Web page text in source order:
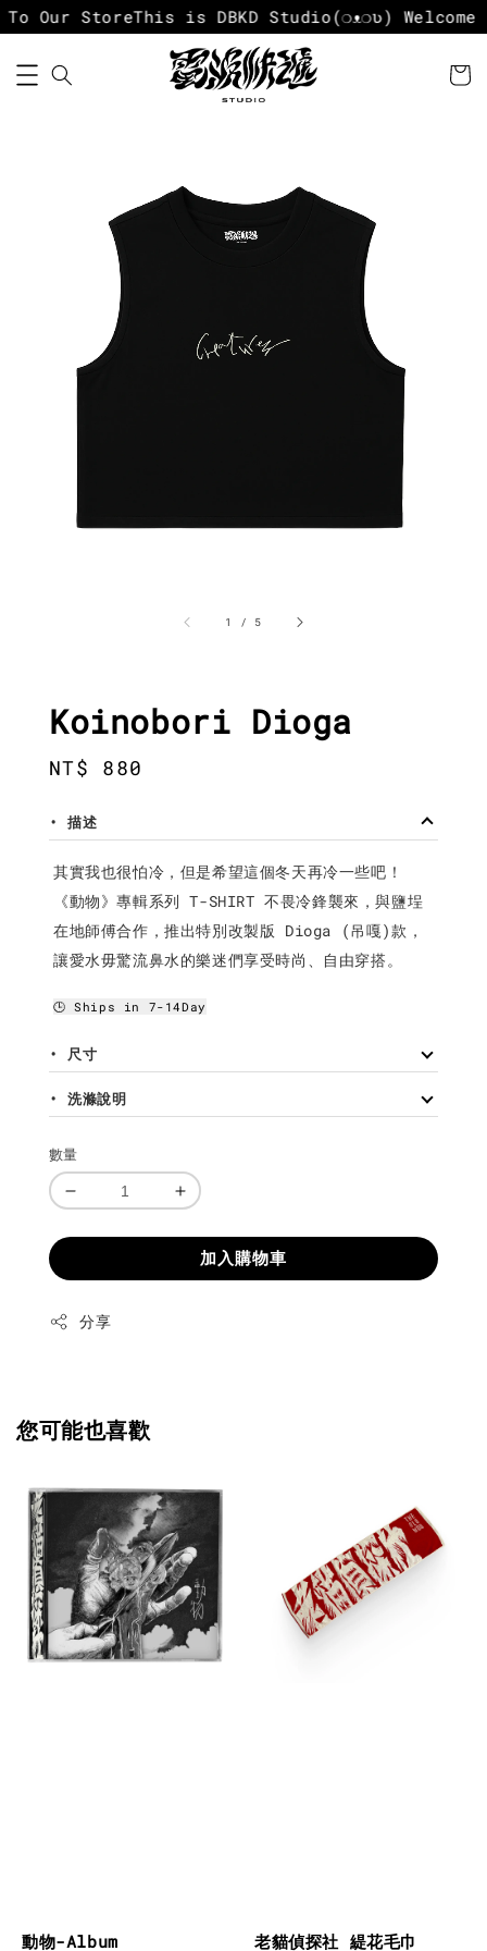
Our StoreThis is DBKD Studio(❍ᴥ❍ʋ) Welcome
1 / 5
Koinobori Dioga
Regular
NT$ 880
• 描述
其實我也很怕冷，但是希望這個冬天再冷一些吧！
《動物》專輯系列 T-SHIRT 不畏冷鋒襲來，與鹽埕
在地師傅合作，推出特別改製版 Dioga (吊嘎)款，
讓愛水毋驚流鼻水的樂迷們享受時尚、自由穿搭。
🕒 Ships in 7-14Day
• 尺寸
• 洗滌說明
數量
加入購物車
分享
您可能也喜歡
動物-Album 老貓偵探社 緹花毛巾